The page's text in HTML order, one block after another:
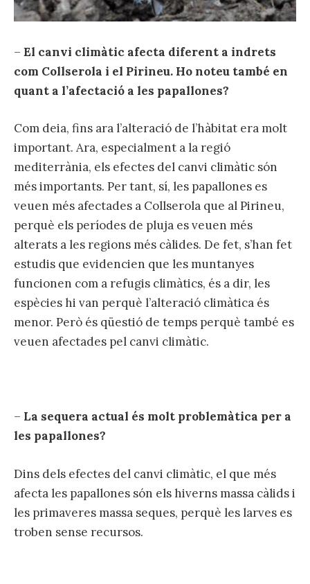
– El canvi climàtic afecta diferent a indrets
com Collserola i el Pirineu. Ho noteu també en
quant a l’afectació a les papallones?
Com deia, fins ara l’alteració de l’hàbitat era molt
important. Ara, especialment a la regió
mediterrània, els efectes del canvi climàtic són
més importants. Per tant, sí, les papallones es
veuen més afectades a Collserola que al Pirineu,
perquè els períodes de pluja es veuen més
alterats a les regions més càlides. De fet, s’han fet
estudis que evidencien que les muntanyes
funcionen com a refugis climàtics, és a dir, les
espècies hi van perquè l’alteració climàtica és
menor. Però és qüestió de temps perquè també es
veuen afectades pel canvi climàtic.
– La sequera actual és molt problemàtica per a
les papallones?
Dins dels efectes del canvi climàtic, el que més
afecta les papallones són els hiverns massa càlids i
les primaveres massa seques, perquè les larves es
troben sense recursos.